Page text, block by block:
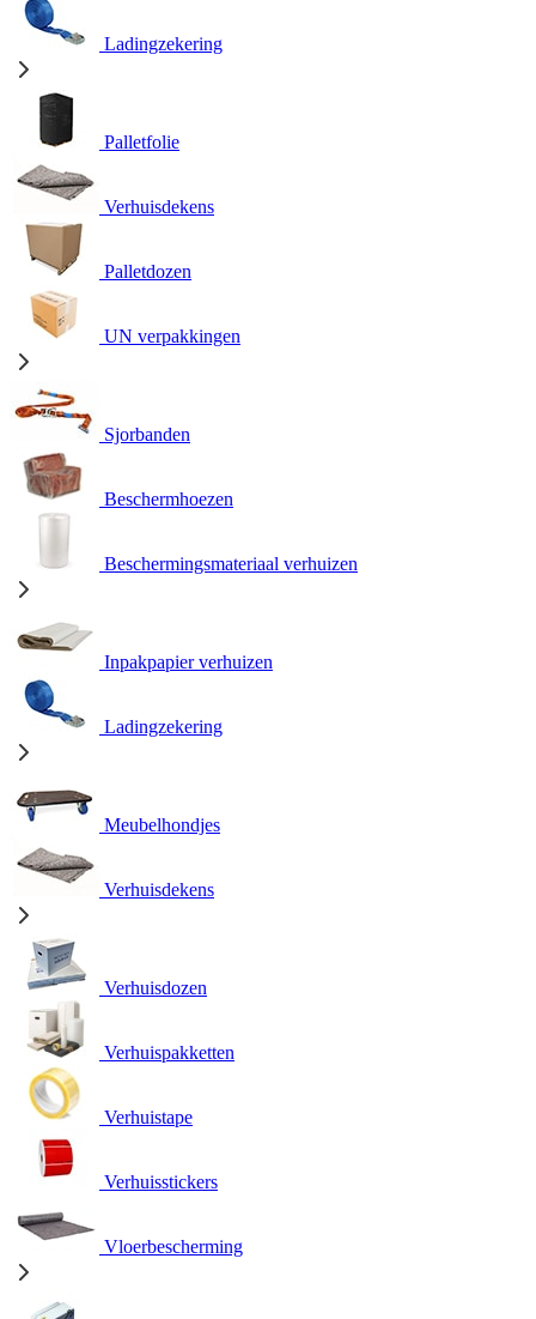
Ladingzekering
Palletfolie
Verhuisdekens
Palletdozen
UN verpakkingen
Sjorbanden
Beschermhoezen
Beschermingsmateriaal verhuizen
Inpakpapier verhuizen
Ladingzekering
Meubelhondjes
Verhuisdekens
Verhuisdozen
Verhuispakketten
Verhuistape
Verhuisstickers
Vloerbescherming